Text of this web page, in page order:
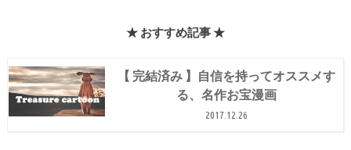
★ おすすめ記事 ★
【 完結済み 】自信を持ってオススメす
る、名作お宝漫画
2017.12.26